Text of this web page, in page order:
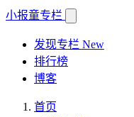
小报童专栏
发现专栏 New
排行榜
博客
首页